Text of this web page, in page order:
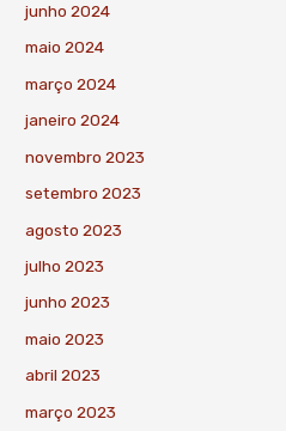
junho 2024
maio 2024
março 2024
janeiro 2024
novembro 2023
setembro 2023
agosto 2023
julho 2023
junho 2023
maio 2023
abril 2023
março 2023